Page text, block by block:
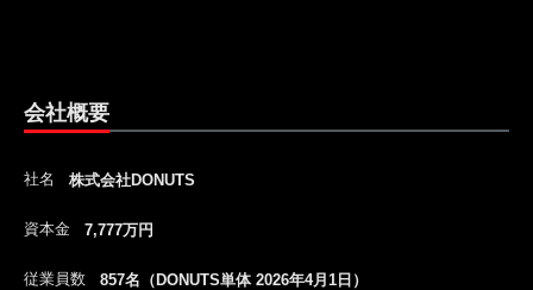
会社概要
社名 株式会社DONUTS
資本金 7,777万円
従業員数 857名（DONUTS単体 2026年4月1日）